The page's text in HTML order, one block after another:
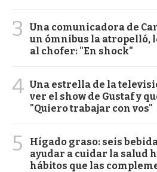
3
Una comunicadora de
un ómnibus la atropelló,
al chofer: "En shock"
4 Una estrella de la
ver el show de Gustaf y
"Quiero trabajar con vos"
5
Hígado graso: seis
ayudar a cuidar la salud
hábitos que las